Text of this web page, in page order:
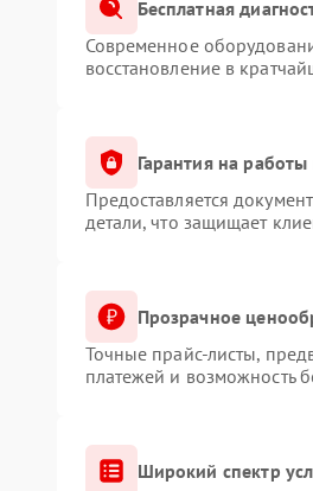
Бесплатная
Современное
восстановление в
Гарантия на работы
Предоставляется
детали, что защищает
Прозрачное
Точные прайс-листы,
платежей и возможность
Широкий спектр